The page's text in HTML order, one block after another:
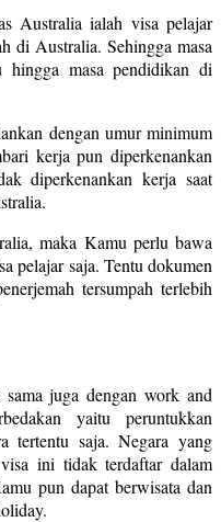
Australia ialah visa pelajar
di Australia. Sehingga masa
masa pendidikan di
dengan umur minimum
kerja pun diperkenankan
diperkenankan kerja saat
maka Kamu perlu bawa
pelajar saja. Tentu dokumen
tersumpah terlebih
juga dengan work and
yaitu peruntukkan
tertentu saja. Negara yang
ini tidak terdaftar dalam
pun dapat berwisata dan